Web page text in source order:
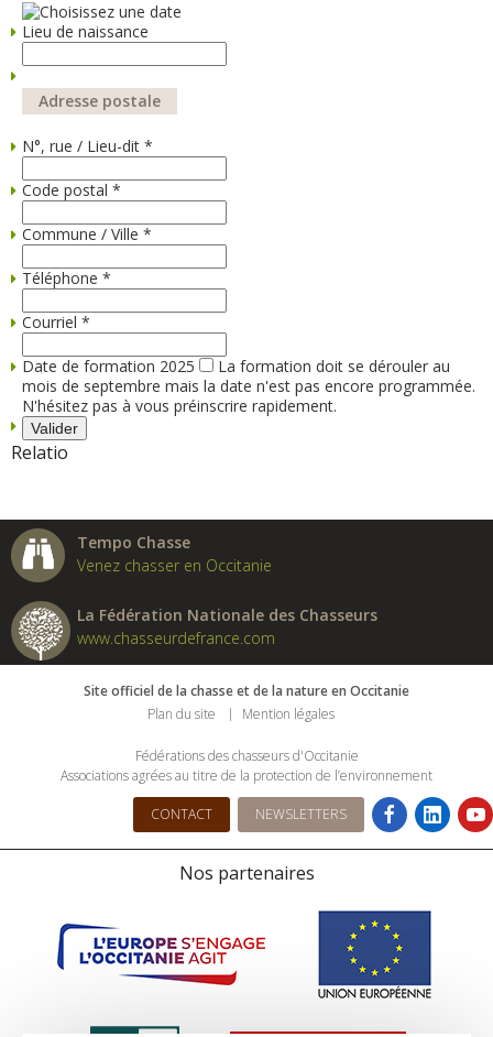
Lieu de naissance
Adresse postale
N°, rue / Lieu-dit *
Code postal *
Commune / Ville *
Téléphone *
Courriel *
Date de formation 2025
La formation doit se dérouler au
mois de septembre mais la date n'est pas encore programmée.
N'hésitez pas à vous préinscrire rapidement.
Relatio
Tempo Chasse
Venez chasser en Occitanie
La Fédération Nationale des Chasseurs
www.chasseurdefrance.com
Site officiel de la chasse et de la nature en Occitanie
Plan du site
Mention légales
Fédérations des chasseurs d'Occitanie
Associations agrées au titre de la protection de l’environnement
CONTACT NEWSLETTERS
Nos partenaires